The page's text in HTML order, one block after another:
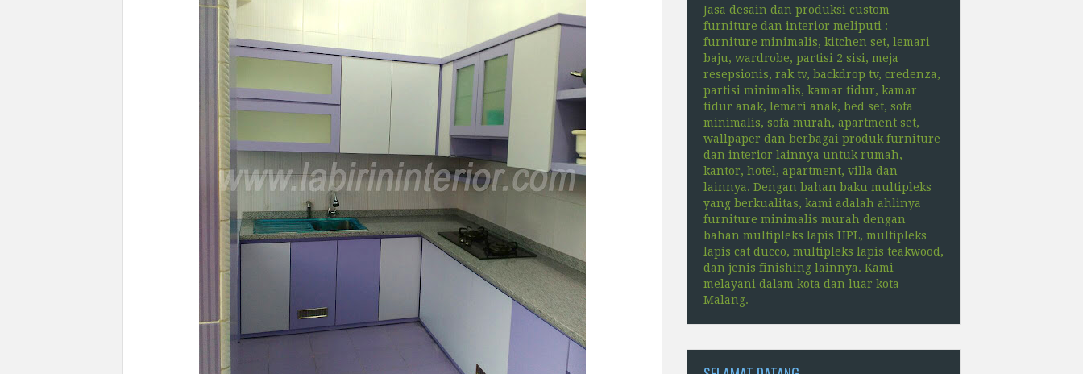
Jasa desain dan produksi custom
furniture dan interior meliputi :
furniture minimalis, kitchen set, lemari
baju, wardrobe, partisi 2 sisi, meja
resepsionis, rak tv, backdrop tv, credenza,
partisi minimalis, kamar tidur, kamar
tidur anak, lemari anak, bed set, sofa
minimalis, sofa murah, apartment set,
wallpaper dan berbagai produk furniture
dan interior lainnya untuk rumah,
kantor, hotel, apartment, villa dan
lainnya. Dengan bahan baku multipleks
yang berkualitas, kami adalah ahlinya
furniture minimalis murah dengan
bahan multipleks lapis HPL, multipleks
lapis cat ducco, multipleks lapis teakwood,
dan jenis finishing lainnya. Kami
melayani dalam kota dan luar kota
Malang.